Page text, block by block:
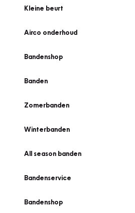
Kleine beurt
Airco onderhoud
Bandenshop
Banden
Zomerbanden
Winterbanden
All season banden
Bandenservice
Bandenshop